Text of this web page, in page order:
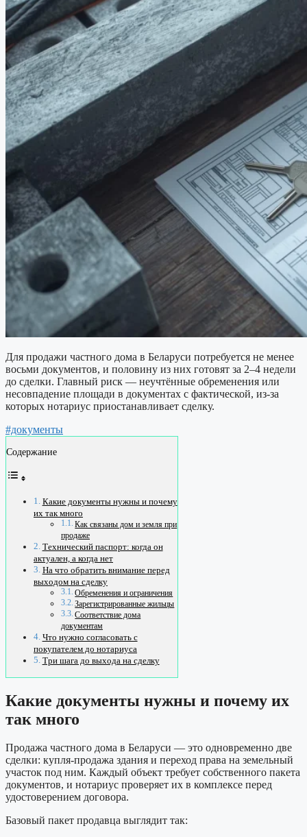
Для продажи частного дома в Беларуси потребуется не менее
восьми документов, и половину из них готовят за 2–4 недели
до сделки. Главный риск — неучтённые обременения или
несовпадение площади в документах с фактической, из-за
которых нотариус приостанавливает сделку.
#документы
Содержание
Какие документы нужны и почему
их так много
Как связаны дом и земля при
продаже
Технический паспорт: когда он
актуален, а когда нет
На что обратить внимание перед
выходом на сделку
Обременения и ограничения
Зарегистрированные жильцы
Соответствие дома
документам
Что нужно согласовать с
покупателем до нотариуса
Три шага до выхода на сделку
Какие документы нужны и почему их
так много
Продажа частного дома в Беларуси — это одновременно две
сделки: купля-продажа здания и переход права на земельный
участок под ним. Каждый объект требует собственного пакета
документов, и нотариус проверяет их в комплексе перед
удостоверением договора.
Базовый пакет продавца выглядит так: